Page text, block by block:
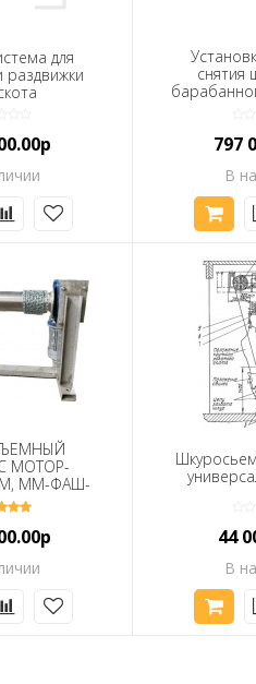
для
раздвижки
снятия
снятия
лошадей,
привод
редуктор,
797
В
МОТОР-
ММ-ФАШ-
44
В